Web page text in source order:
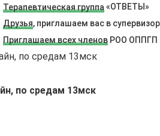
Терапевтическая группа«ОТВЕТЫ»
Друзья, приглашаем вас в
Приглашаем всех членов РОО ОППГП
по средам 13мск